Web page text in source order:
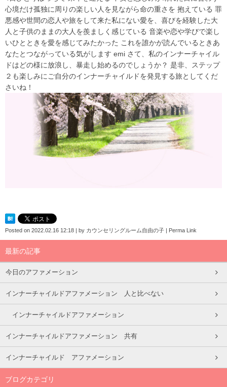
心境だけ孤独に周りの楽しい人を見ながら命の重さを 抱えている 罪
悪感や世間の恋人や旅をして来た私にない愛を、喜びを経験した大
人と子供のままの大人を羨ましく感じている 音楽や恋や学びで楽し
いひとときを愛を感じてみたかった これを誰かが読んでいるときあ
なたとつながっている気がします emi さて、私のインナーチャイル
ドはどの様に放浪し、暴走し始めるのでしょうか？ 是非、ステップ
２も楽しみにご自分のインナーチャイルドを発見する旅としてくだ
さいね！
Posted on 2022.02.16 12:18 by カウンセリングルーム自由の子 Perma Link
最新の記事
今日のアファメーション
インナーチャイルドアファメーション 人と比べない
インナーチャイルドアファメーション
インナーチャイルドアファメーション 共有
インナーチャイルド アファメーション
ブログカテゴリ